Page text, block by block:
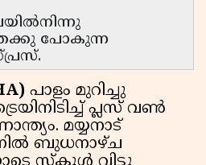
പോകുന്ന
പാളം മുറിച്ചു
പ്ലസ് വണ്‍
മയ്യനാട്
ബുധനാഴ്ച